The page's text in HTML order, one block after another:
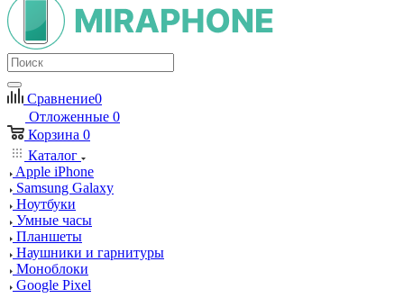
Сравнение0
Отложенные 0
Корзина 0
Каталог
Apple iPhone
Samsung Galaxy
Ноутбуки
Умные часы
Планшеты
Наушники и гарнитуры
Моноблоки
Google Pixel